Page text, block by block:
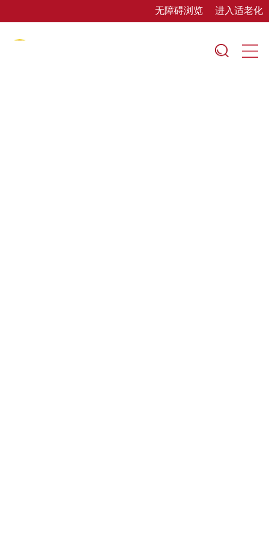
无障碍浏览 进入适老化